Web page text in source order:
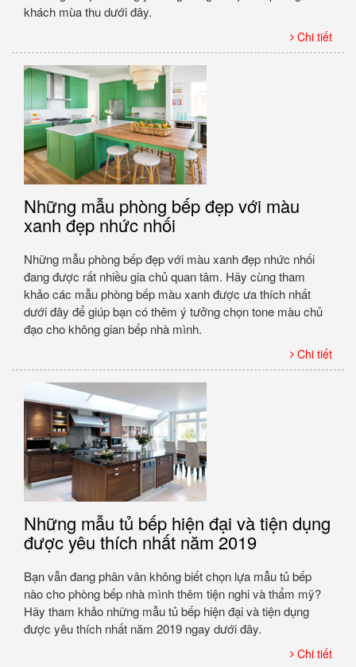
khách mùa thu dưới đây.
Chi tiết
Những mẫu phòng bếp đẹp với màu
xanh đẹp nhức nhối
Những mẫu phòng bếp đẹp với màu xanh đẹp nhức nhối
đang được rất nhiều gia chủ quan tâm. Hãy cùng tham
khảo các mẫu phòng bếp màu xanh được ưa thích nhất
dưới đây để giúp bạn có thêm ý tưởng chọn tone màu chủ
đạo cho không gian bếp nhà mình.
Chi tiết
Những mẫu tủ bếp hiện đại và tiện dụng
được yêu thích nhất năm 2019
Bạn vẫn đang phân vân không biết chọn lựa mẫu tủ bếp
nào cho phòng bếp nhà mình thêm tiện nghi và thẩm mỹ?
Hãy tham khảo những mẫu tủ bếp hiện đại và tiện dụng
được yêu thích nhất năm 2019 ngay dưới đây.
Chi tiết